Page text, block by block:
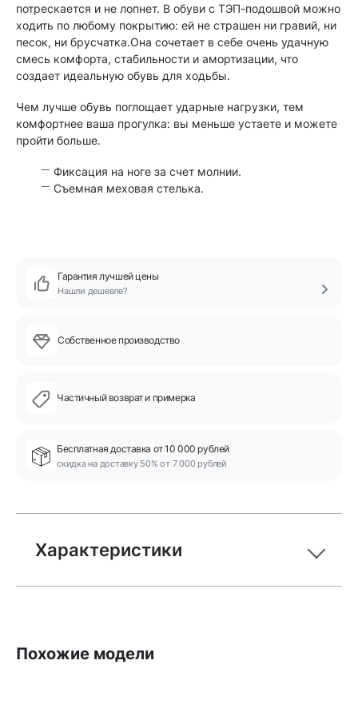
потрескается и не лопнет. В обуви с ТЭП-подошвой можно
ходить по любому покрытию: ей не страшен ни гравий, ни
песок, ни брусчатка.Она сочетает в себе очень удачную
смесь комфорта, стабильности и амортизации, что
создает идеальную обувь для ходьбы.
Чем лучше обувь поглощает ударные нагрузки, тем
комфортнее ваша прогулка: вы меньше устаете и можете
пройти больше.
Фиксация на ноге за счет молнии.
Съемная меховая стелька.
Гарантия лучшей цены
Нашли дешевле?
Собственное производство
Частичный возврат и примерка
Бесплатная доставка от 10 000 рублей
скидка на доставку 50% от 7 000 рублей
Характеристики
Похожие модели